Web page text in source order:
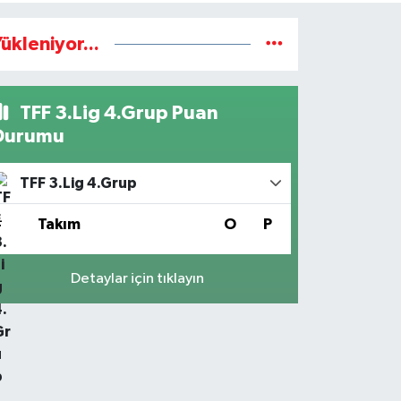
TFF 3.Lig 4.Grup Puan
TFF 3.Lig 4.Grup
Takım O P
Detaylar için tıklayın